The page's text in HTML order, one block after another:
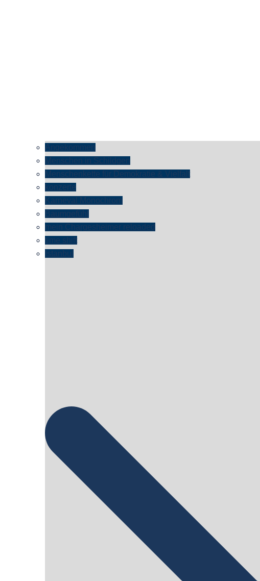
Angekommen
Menschen in Schildgen
Menschenkette für Demokratie & Vielfalt
konzerte
Karneval Monochrom
Baumgefühl
mein Chargesheimer reloaded
time shift
Istanbul